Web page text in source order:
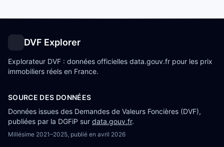
DVF Explorer
Explorateur DVF : données officielles data.gouv.fr pour les prix
immobiliers réels en France.
SOURCE DES DONNÉES
Données issues des Demandes de Valeurs Foncières (DVF),
publiées par la DGFiP sur data.gouv.fr.
Millésime 2021–2025, publié en avril 2026